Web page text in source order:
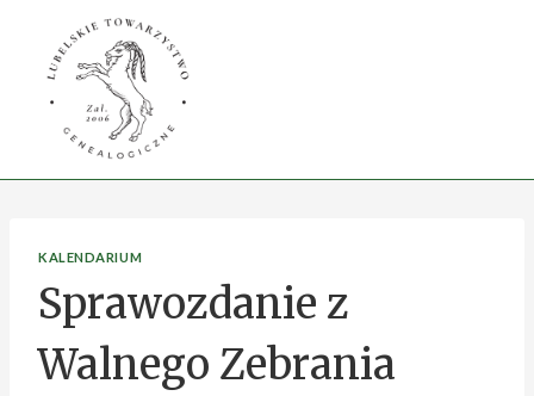
KALENDARIUM
Sprawozdanie z
Walnego Zebrania